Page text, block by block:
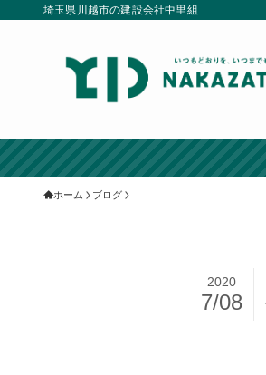
埼玉県川越市の建設会社中里組
ホーム ブログ
2020
7/08